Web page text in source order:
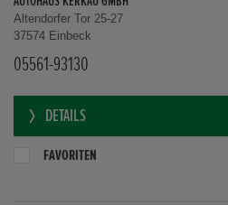
Altendorfer Tor 25-27
37574 Einbeck
05561-93130
DETAILS
FAVORITEN